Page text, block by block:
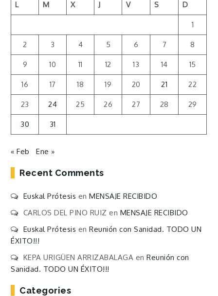
L M X J V S D
1
2 3 4 5 6 7 8
9 10 11 12 13 14 15
16 17 18 19 20 21 22
23 24 25 26 27 28 29
30 31
« Feb Ene »
Recent Comments
Euskal Prótesis enMENSAJE RECIBIDO
CARLOS DEL PINO RUIZ en MENSAJE RECIBIDO
Euskal Prótesis enReunión con Sanidad. TODO UN
ÉXITO!!!
KEPA URIGÜEN ARRIZABALAGA enReunión con
Sanidad. TODO UN ÉXITO!!!
Categories